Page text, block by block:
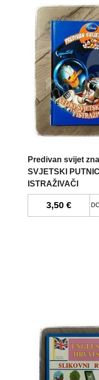
Predivan svijet
SVJETSKI PUTNICI
ISTRAŽIVAČI
3,50 €